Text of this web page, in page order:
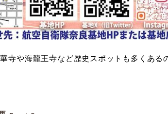
寺や海龍王寺など歴史スポットも多くあ